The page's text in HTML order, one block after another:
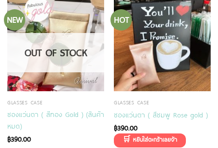
NEW
OUT OF STOCK
GLASSES CASE
ซองแว่นตา ( สีทอง Gold ) (สินค้า
หมด)
฿390.00
HOT
GLASSES CASE
ซองแว่นตา ( สีชมพู Rose gold )
฿390.00